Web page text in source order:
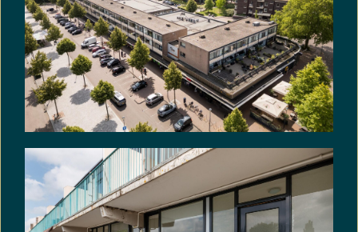
Niet-zelfbewoningsclausule: In de koopakte zal de
volgende niet-zelfbewoningsclausule worden
opgenomen: Koper is geattendeerd op het feit
dat verkoper het verkochte niet zelf heeft
gebruikt/bewoond en dat hij derhalve koper niet
heeft kunnen informeren over eigenschappen van
c.q. gebreken aan het verkochte, waarvan hij op de
hoogte zou zijn geweest als hij het verkochte zelf
uitdrukkelijk overeengekomen, dat dergelijke
eigenschappen c.q. gebreken voor risico en
rekening van koper komen en dat bij de
vaststelling van de koopsom hiermee rekening is
gehouden.